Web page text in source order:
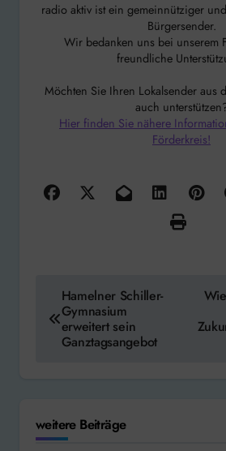
radio aktiv ist ein gemeinnütziger
Bürgersender.
Wir bedanken uns bei unserem
freundliche
Möchten Sie Ihren Lokalsender aus
auch
Hier finden Sie nähere
Förderkreis!
Beitragsnavigation
Hamelner Schiller-
Gymnasium
erweitert sein
Ganztagsangebot
weitere Beiträge